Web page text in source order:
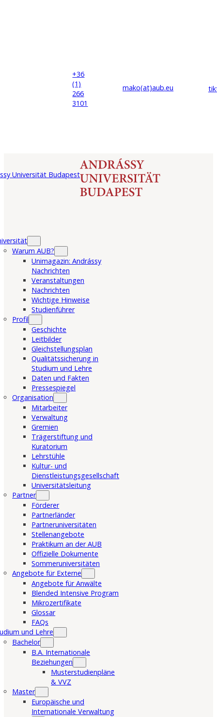
+36
(1)
266
3101
mako(at)aub.eu
Warum AUB?
Unimagazin: Andrássy
Nachrichten
Veranstaltungen
Nachrichten
Wichtige Hinweise
Studienführer
Profil
Geschichte
Leitbilder
Gleichstellungsplan
Qualitätssicherung in
Studium und Lehre
Daten und Fakten
Pressespiegel
Organisation
Mitarbeiter
Verwaltung
Gremien
Trägerstiftung und
Kuratorium
Lehrstühle
Kultur- und
Dienstleistungsgesellschaft
Universitätsleitung
Partner
Förderer
Partnerländer
Partneruniversitäten
Stellenangebote
Praktikum an der AUB
Offizielle Dokumente
Sommeruniversitäten
Angebote für Externe
Angebote für Anwälte
Blended Intensive Program
Mikrozertifikate
Glossar
FAQs
und Lehre
Bachelor
B.A. Internationale
Beziehungen
Musterstudienpläne
& VVZ
Master
Europäische und
Internationale Verwaltung